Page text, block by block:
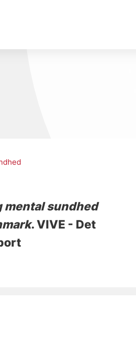
mental sundhed
. VIVE - Det